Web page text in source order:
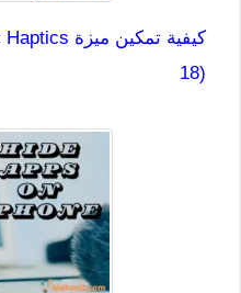
18)